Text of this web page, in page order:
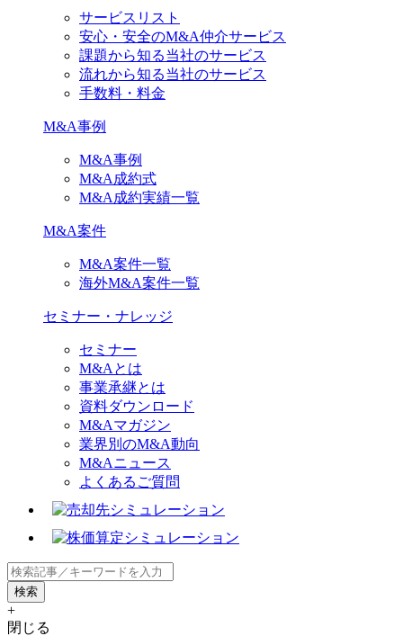
サービスリスト
安心・安全のM&A仲介サービス
課題から知る当社のサービス
流れから知る当社のサービス
手数料・料金
M&A事例
M&A事例
M&A成約式
M&A成約実績一覧
M&A案件
M&A案件一覧
海外M&A案件一覧
セミナー・ナレッジ
セミナー
M&Aとは
事業承継とは
資料ダウンロード
M&Aマガジン
業界別のM&A動向
M&Aニュース
よくあるご質問
+
閉じる